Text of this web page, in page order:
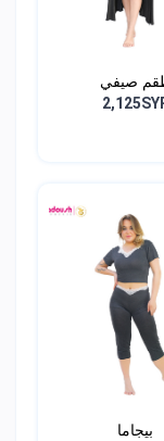
صيفي
بيجاما